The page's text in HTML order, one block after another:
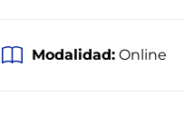
Modalidad: Online